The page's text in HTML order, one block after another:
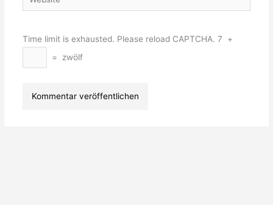
Time limit is exhausted. Please reload CAPTCHA. 7
+
=
zwölf